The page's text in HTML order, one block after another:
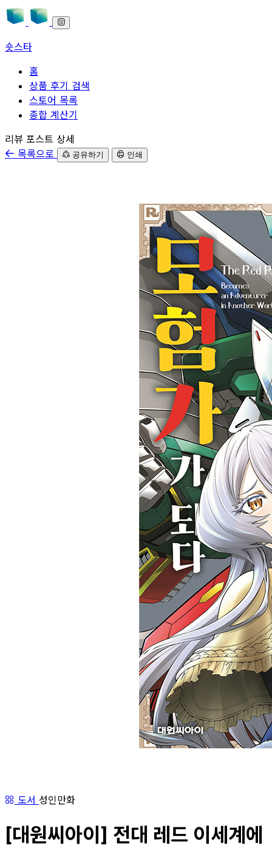
숏스타
홈
상품 후기 검색
스토어 목록
종합 계산기
본문으로 바로가기
리뷰 포스트 상세
목록으로
공유하기 인쇄
도서 성인만화
[대원씨아이] 전대 레드 이세계에